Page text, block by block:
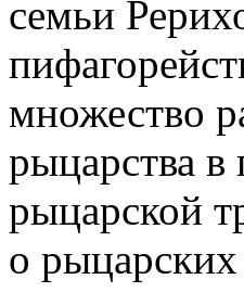
семьи
множество
рыцарства в
рыцарской
о